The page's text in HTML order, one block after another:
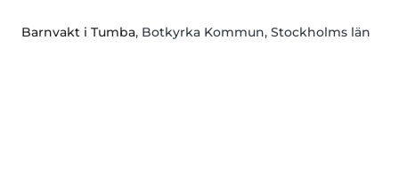
Barnvakt i Tumba, Botkyrka Kommun, Stockholms län